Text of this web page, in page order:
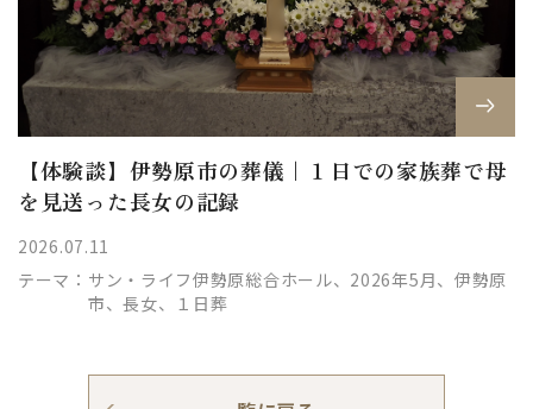
【体験談】伊勢原市の葬儀｜１日での家族葬で母
を見送った長女の記録
2026.07.11
テーマ： サン・ライフ伊勢原総合ホール、2026年5月、伊勢原
市、長女、１日葬